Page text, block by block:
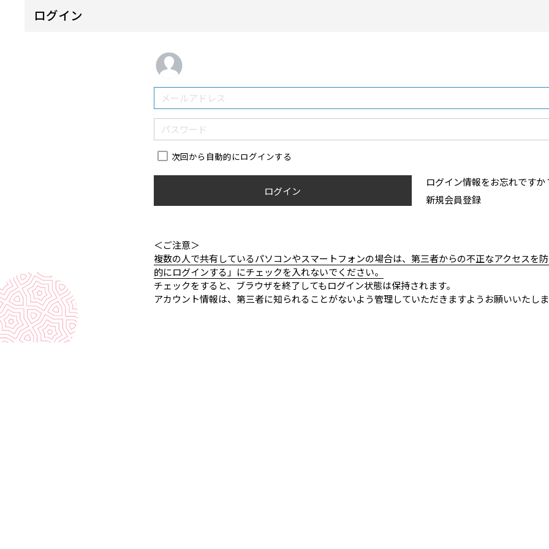
ログイン
次回から自動的にログインする
ログイン
ログイン情報をお忘れですか
新規会員登録
＜ご注意＞
複数の人で共有しているパソコンやスマートフォンの場合は、第三者からの不正なアクセスを
的にログインする」にチェックを入れないでください。
チェックをすると、ブラウザを終了してもログイン状態は保持されます。
アカウント情報は、第三者に知られることがないよう管理していただきますようお願いいたし